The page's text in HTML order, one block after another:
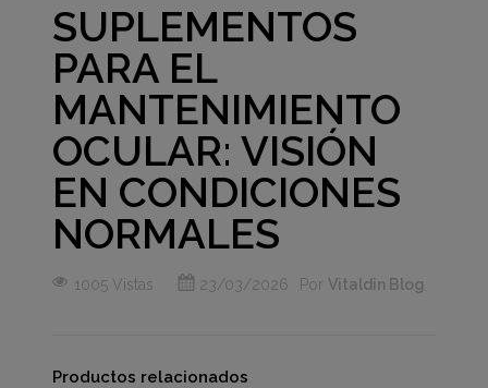
SUPLEMENTOS
PARA EL
MANTENIMIENTO
OCULAR: VISIÓN
EN CONDICIONES
NORMALES
1005 Vistas 23/03/2026 Por Vitaldin Blog
Productos relacionados